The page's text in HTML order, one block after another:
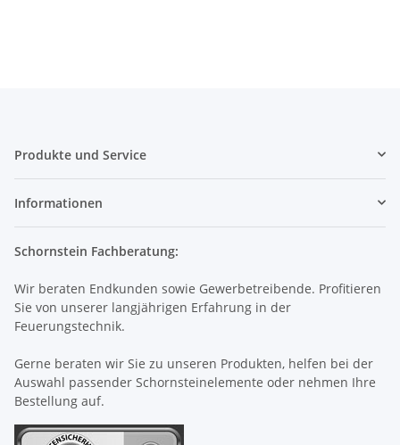
Produkte und Service
Informationen
Schornstein Fachberatung:
Wir beraten Endkunden sowie Gewerbetreibende. Profitieren
Sie von unserer langjährigen Erfahrung in der
Feuerungstechnik.
Gerne beraten wir Sie zu unseren Produkten, helfen bei der
Auswahl passender Schornsteinelemente oder nehmen Ihre
Bestellung auf.